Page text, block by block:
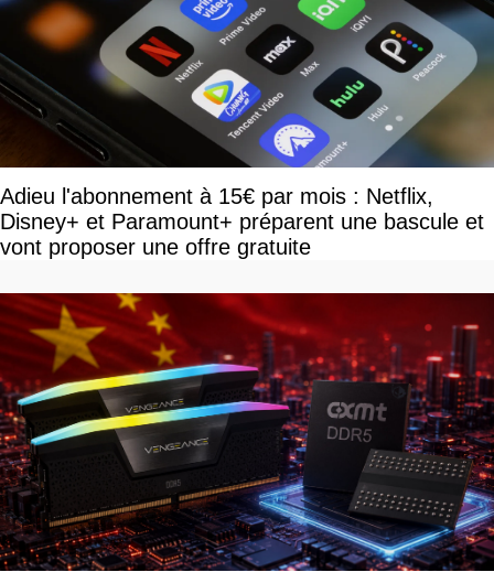
Adieu l'abonnement à 15€ par mois : Netflix,
Disney+ et Paramount+ préparent une bascule et
vont proposer une offre gratuite